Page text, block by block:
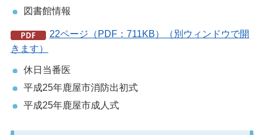
図書館情報
22ページ（PDF：711KB）（別ウィンドウで開
きます）
休日当番医
平成25年鹿屋市消防出初式
平成25年鹿屋市成人式